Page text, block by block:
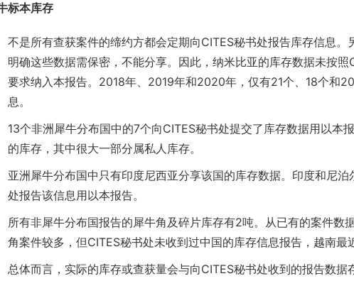
标本库存
不是所有查获案件的缔约方都会定期向CITES秘书处报告库存信息
明确这些数据需保密，不能分享。因此，纳米比亚的库存数据未按
要求纳入本报告。2018年、2019年和2020年，仅有21个、18个和
息。
13个非洲犀牛分布国中的7个向CITES秘书处提交了库存数据用以本
的库存，其中很大一部分属私人库存。
亚洲犀牛分布国中只有印度尼西亚分享该国的库存数据。印度和尼
处报告该信息用以本报告。
所有非犀牛分布国报告的犀牛角及碎片库存有2吨。从已有的案件数
角案件较多，但CITES秘书处未收到过中国的库存信息报告，越南最
总体而言，实际的库存或查获量会与向CITES秘书处收到的报告数